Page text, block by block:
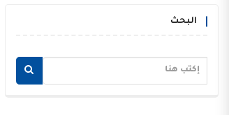
البحث